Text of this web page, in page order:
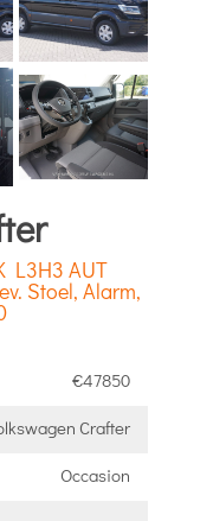
L3H3 AUT
Stoel, Alarm,
€47850
Crafter
Occasion